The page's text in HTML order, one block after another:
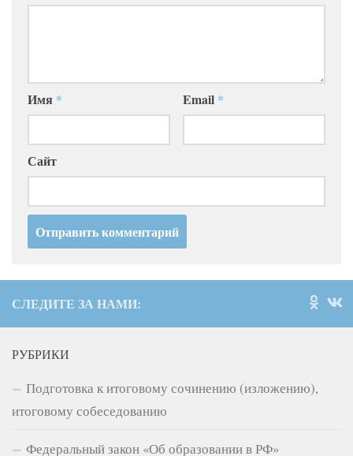
Имя * Email *
Сайт
СЛЕДИТЕ ЗА НАМИ:
РУБРИКИ
Подготовка к итоговому сочинению (изложению),
итоговому собеседованию
Федеральный закон «Об образовании в РФ»